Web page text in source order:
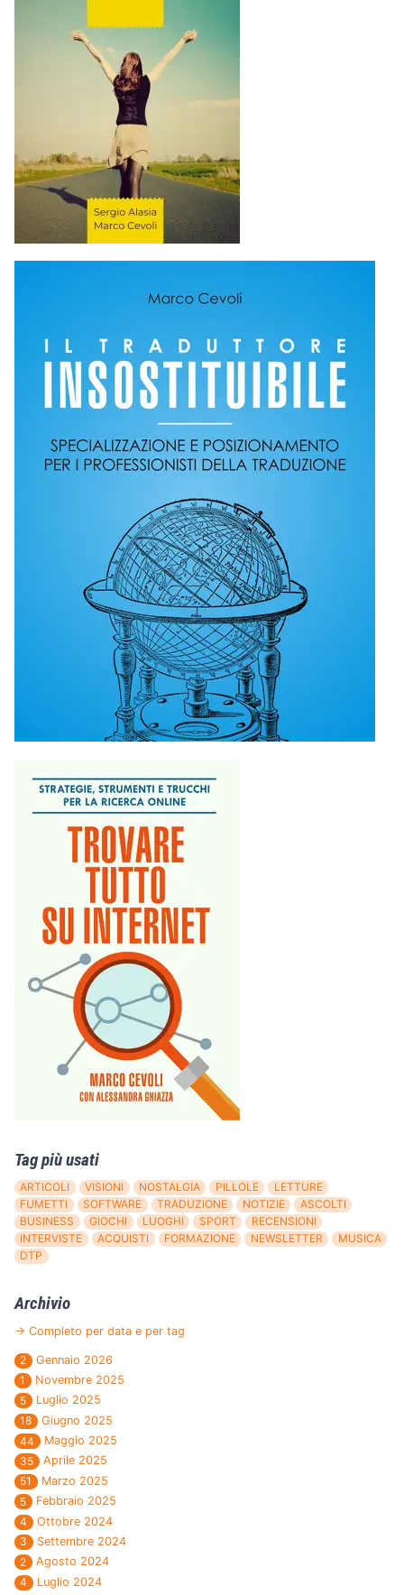
Tag più usati
ARTICOLI VISIONI NOSTALGIA PILLOLE
LETTURE
FUMETTI
SOFTWARE TRADUZIONE NOTIZIE
ASCOLTI
BUSINESS
GIOCHI LUOGHI SPORT
RECENSIONI
INTERVISTE
ACQUISTI FORMAZIONE NEWSLETTER
MUSICA
DTP
Archivio
→ Completo per data e per tag
2
Gennaio 2026
1
Novembre 2025
5
Luglio 2025
18
Giugno 2025
44
Maggio 2025
35
Aprile 2025
51
Marzo 2025
5
Febbraio 2025
4
Ottobre 2024
3
Settembre 2024
2
Agosto 2024
4
Luglio 2024